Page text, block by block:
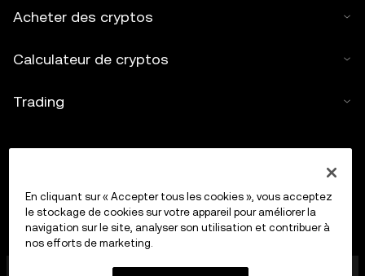
Acheter des cryptos
Calculateur de cryptos
Trading
OkX Europe Limited, opérant sous le nom commercial
En cliquant sur « Accepter tous les cookies », vous acceptez
le stockage de cookies sur votre appareil pour améliorer la
navigation sur le site, analyser son utilisation et contribuer à
nos efforts de marketing.